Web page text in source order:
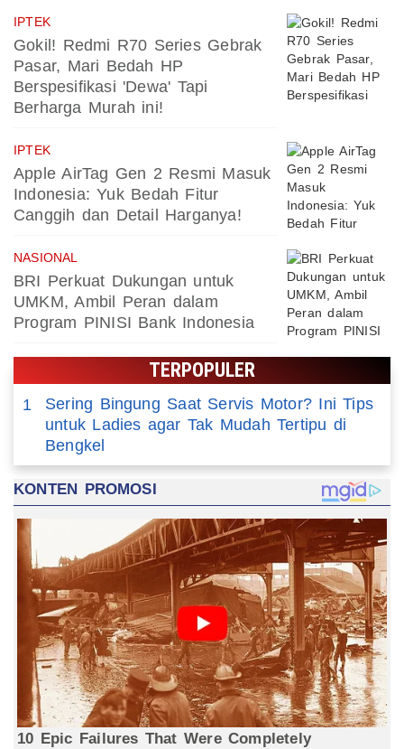
IPTEK
Gokil! Redmi R70 Series Gebrak
Pasar, Mari Bedah HP
Berspesifikasi 'Dewa' Tapi
Berharga Murah ini!
IPTEK
Apple AirTag Gen 2 Resmi Masuk
Indonesia: Yuk Bedah Fitur
Canggih dan Detail Harganya!
NASIONAL
BRI Perkuat Dukungan untuk
UMKM, Ambil Peran dalam
Program PINISI Bank Indonesia
TERPOPULER
1
Sering Bingung Saat Servis Motor? Ini Tips
untuk Ladies agar Tak Mudah Tertipu di
Bengkel